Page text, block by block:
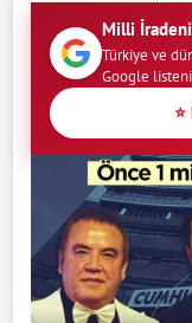
Milli
Türkiye ve
Google